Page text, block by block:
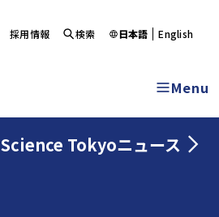
Menu
Science Tokyoニュース
採用情報 検索 日本語 English